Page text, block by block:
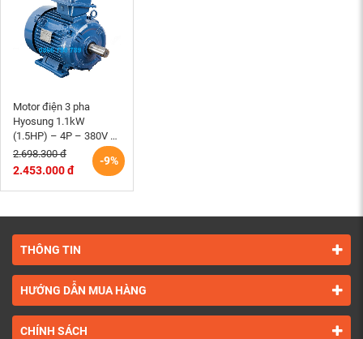
Motor điện 3 pha
Hyosung 1.1kW
(1.5HP) – 4P – 380V –
50Hz – TEFC – 90S
(tốc độ 1500rpm)
-9%
2.698.300 đ
2.453.000 đ
THÔNG TIN
HƯỚNG DẪN MUA HÀNG
CHÍNH SÁCH